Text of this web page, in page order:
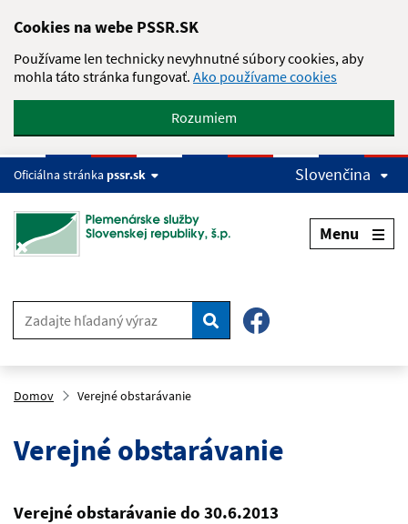
Cookies na webe PSSR.SK
Používame len technicky nevyhnutné súbory cookies, aby
mohla táto stránka fungovať. Ako používame cookies
Rozumiem
Oficiálna stránka pssr.sk Slovenčina
Menu
Hľadať
Domov Verejné obstarávanie
Verejné obstarávanie
Verejné obstarávanie do 30.6.2013